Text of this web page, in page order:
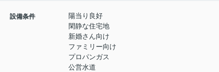
設備条件
陽当り良好
閑静な住宅地
新婚さん向け
ファミリー向け
プロパンガス
公営水道